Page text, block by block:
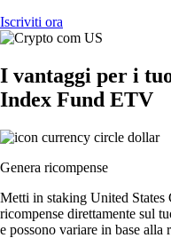
Iscriviti ora
I vantaggi per i
Index Fund ETV
Genera ricompense
Metti in staking United
ricompense direttamente sul
e possono variare in base alla